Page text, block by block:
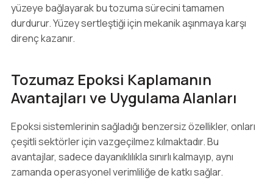
yüzeye bağlayarak bu tozuma sürecini tamamen
durdurur. Yüzey sertleştiği için mekanik aşınmaya karşı
direnç kazanır.
Tozumaz Epoksi Kaplamanın
Avantajları ve Uygulama Alanları
Epoksi sistemlerinin sağladığı benzersiz özellikler, onları
çeşitli sektörler için vazgeçilmez kılmaktadır. Bu
avantajlar, sadece dayanıklılıkla sınırlı kalmayıp, aynı
zamanda operasyonel verimliliğe de katkı sağlar.